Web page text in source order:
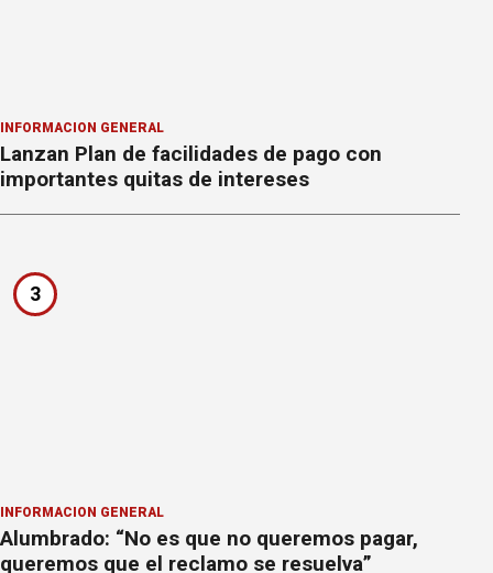
INFORMACION GENERAL
Lanzan Plan de facilidades de pago con
importantes quitas de intereses
3
INFORMACION GENERAL
Alumbrado: “No es que no queremos pagar,
queremos que el reclamo se resuelva”